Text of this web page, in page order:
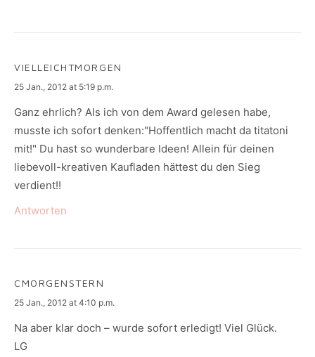
VIELLEICHTMORGEN
says:
25 Jan., 2012 at 5:19 p.m.
Ganz ehrlich? Als ich von dem Award gelesen habe,
musste ich sofort denken:"Hoffentlich macht da titatoni
mit!" Du hast so wunderbare Ideen! Allein für deinen
liebevoll-kreativen Kaufladen hättest du den Sieg
verdient!!
Antworten
CMORGENSTERN
says:
25 Jan., 2012 at 4:10 p.m.
Na aber klar doch – wurde sofort erledigt! Viel Glück.
LG